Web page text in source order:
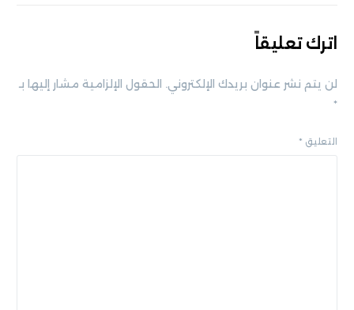
اترك تعليقاً
لن يتم نشر عنوان بريدك الإلكتروني. الحقول الإلزامية مشار إليها بـ
*
التعليق *